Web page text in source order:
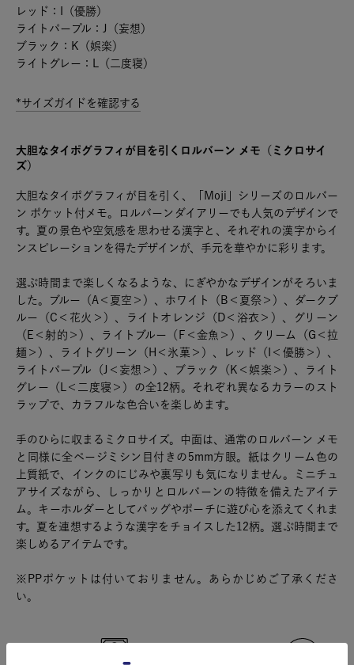
レッド：I（優勝）
ライトパープル：J（妄想）
ブラック：K（娯楽）
ライトグレー：L（二度寝）
*サイズガイドを確認する
大胆なタイポグラフィが目を引くロルバーン メモ（ミクロサイ
ズ）
大胆なタイポグラフィが目を引く、「Moji」シリーズのロルバー
ン ポケット付メモ。ロルバーンダイアリーでも人気のデザインで
す。夏の景色や空気感を思わせる漢字と、それぞれの漢字からイ
ンスピレーションを得たデザインが、手元を華やかに彩ります。
選ぶ時間まで楽しくなるような、にぎやかなデザインがそろいま
した。ブルー（A＜夏空＞）、ホワイト（B＜夏祭＞）、ダークブ
ルー（C＜花火＞）、ライトオレンジ（D＜浴衣＞）、グリーン
（E＜射的＞）、ライトブルー（F＜金魚＞）、クリーム（G＜拉
麺＞）、ライトグリーン（H＜氷菓＞）、レッド（I＜優勝＞）、
ライトパープル（J＜妄想＞）、ブラック（K＜娯楽＞）、ライト
グレー（L＜二度寝＞）の全12柄。それぞれ異なるカラーのスト
ラップで、カラフルな色合いを楽しめます。
手のひらに収まるミクロサイズ。中面は、通常のロルバーン メモ
と同様に全ページミシン目付きの5mm方眼。紙はクリーム色の
上質紙で、インクのにじみや裏写りも気になりません。ミニチュ
アサイズながら、しっかりとロルバーンの特徴を備えたアイテ
ム。キーホルダーとしてバッグやポーチに遊び心を添えてくれま
す。夏を連想するような漢字をチョイスした12柄。選ぶ時間まで
楽しめるアイテムです。
※PPポケットは付いておりません。あらかじめご了承くださ
い。